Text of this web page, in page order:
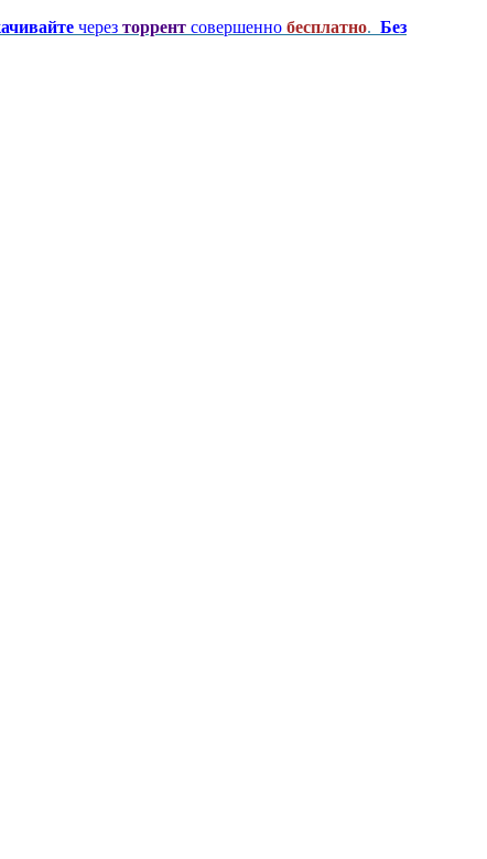
через торрент совершенно бесплатно. Без